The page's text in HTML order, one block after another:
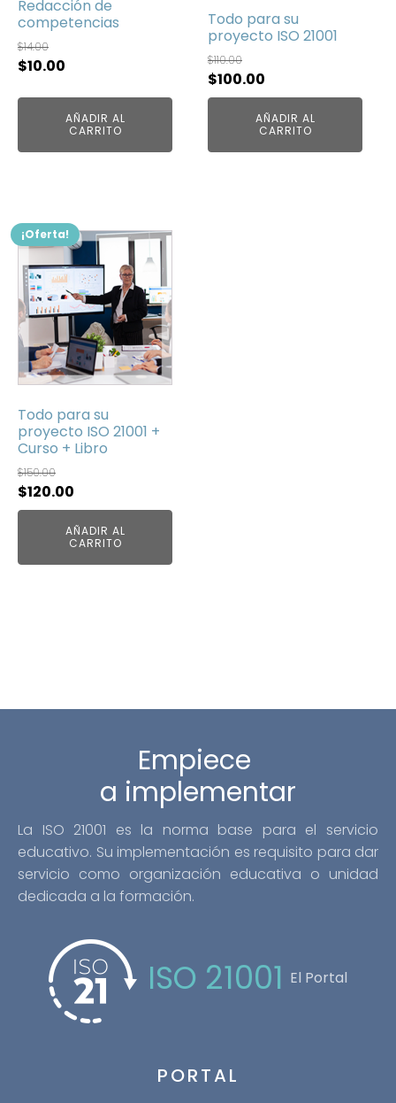
Redacción de
competencias
$14.00
El
original
$14.00.
$10.00
actual
es:
$10.00.
AÑADIR AL
CARRITO
Todo para su
proyecto ISO 21001
$110.00
El
precio
original
era:
$100.00
precio
actual
AÑADIR AL
CARRITO
¡Oferta!
Todo para su
proyecto ISO 21001 +
Curso + Libro
$150.00
El
precio
original
era:
$120.00
precio
actual
AÑADIR AL
CARRITO
Empiece
a implementar
La ISO 21001 es la norma base para el servicio
educativo. Su implementación es requisito para dar
servicio como organización educativa o unidad
dedicada a la formación.
ISO 21001 El Portal
PORTAL